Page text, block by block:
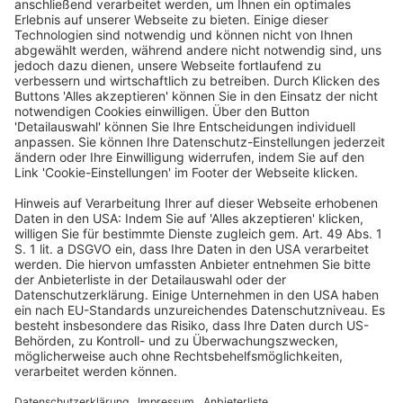
Schreiben vom 29.5.2026 gegenüber dem
Bundesministerium der Justiz und für
Verbraucherschutz sowie dem Bundesministerium der
Finanzen zum Rahmenkonzept einer Gesellschaft mit
gebundenem Vermögen (GmgV) Stellung genommen.
Das IDW unterstützt zwar das Anliegen,
verantwortungsvolle Unternehmensführung und
Unternehmensnachfolgen zu erleichtern, sieht dafür
jedoch keinen überzeugenden Bedarf für eine
zusätzliche Rechtsform. Kritisch bewertet das IDW, dass
ausgestaltet werden soll und Mitglieder dauerhaft von
Gewinnchancen sowie Wertsteigerungen
ausgeschlossen wären. Ein solcher Ausschluss könne
unternehmerische Anreize schwächen, die Kapital- und
Wettbewerbsfähigkeit beeinträchtigen und notwendige
strukturelle Anpassungen erschweren. Steuerlich sieht
das IDW insbesondere bei der vorgesehenen
Erbersatzbesteuerung erhebliche Systemfragen. Denn
diese solle hier nicht eine Umgehung regulärer
Erbschaft- und Schenkungsteuer erfassen, sondern ein